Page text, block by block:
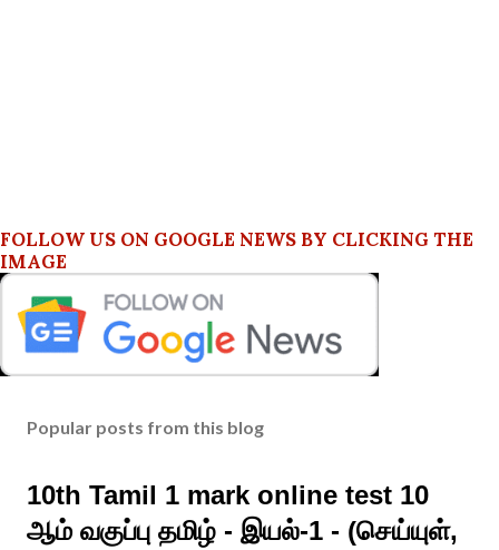
FOLLOW US ON GOOGLE NEWS BY CLICKING THE
IMAGE
Popular posts from this blog
10th Tamil 1 mark online test 10
ஆம் வகுப்பு தமிழ் - இயல்-1 - (செய்யுள்,